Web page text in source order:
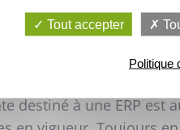
a été amené via
DE SÉCURITÉ
destiné à une ERP est
Tout accepter
Politique